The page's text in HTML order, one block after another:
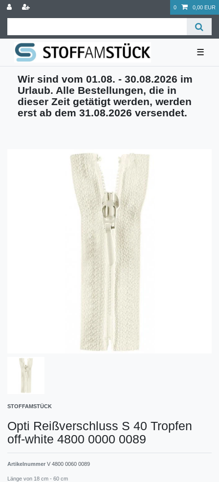
0 0,00 EUR
☰
Wir sind vom 01.08. - 30.08.2026 im
Urlaub. Alle Bestellungen, die in
dieser Zeit getätigt werden, werden
erst ab dem 31.08.2026 versendet.
STOFFAMSTÜCK
Opti Reißverschluss S 40 Tropfen
off-white 4800 0000 0089
Artikelnummer V 4800 0060 0089
Länge von 18 cm - 60 cm